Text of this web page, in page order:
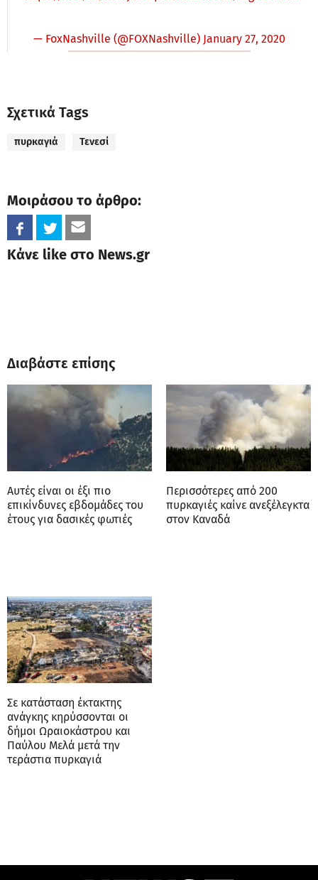
— FoxNashville (@FOXNashville) January 27, 2020
Σχετικά Tags
πυρκαγιά Τενεσί
Μοιράσου το άρθρο:
Κάνε like στο News.gr
Διαβάστε επίσης
Αυτές είναι οι έξι πιο
επικίνδυνες εβδομάδες του
έτους για δασικές φωτιές
Περισσότερες από 200
πυρκαγιές καίνε ανεξέλεγκτα
στον Καναδά
Σε κατάσταση έκτακτης
ανάγκης κηρύσσονται οι
δήμοι Ωραιοκάστρου και
Παύλου Μελά μετά την
τεράστια πυρκαγιά